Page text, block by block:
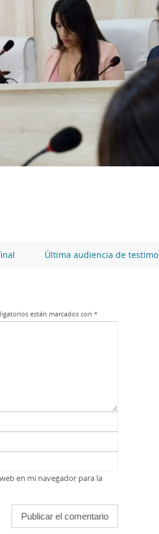
Última audiencia de
están marcados con *
en mi navegador para la